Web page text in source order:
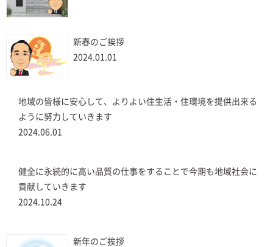
新春のご挨拶
2024.01.01
地域の皆様に安心して、よりよい住生活・住環境を提供出来る
ように努力していきます
2024.06.01
健全に永続的に高い品質の仕事をすることで今期も地域社会に
貢献していきます
2024.10.24
新年のご挨拶